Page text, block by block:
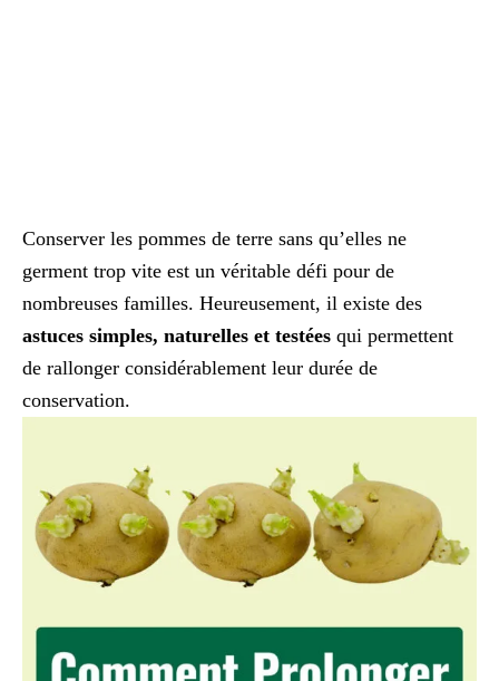
Conserver les pommes de terre sans qu’elles ne
germent trop vite est un véritable défi pour de
nombreuses familles. Heureusement, il existe des
astuces simples, naturelles et testées qui permettent
de rallonger considérablement leur durée de
conservation.